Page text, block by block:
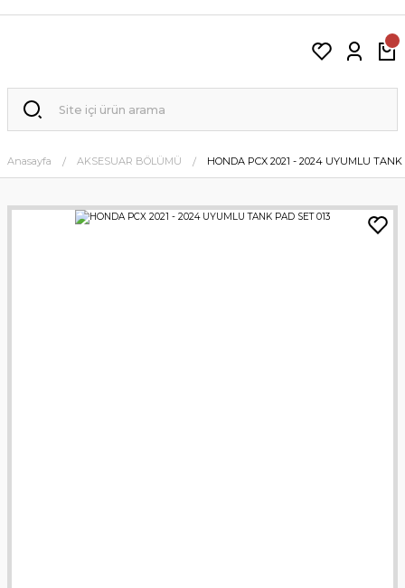
Anasayfa AKSESUAR BÖLÜMÜ HONDA PCX 2021 - 2024 UYUMLU TANK